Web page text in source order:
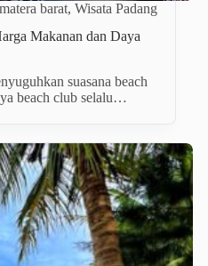
barat, Wisata Padang
Makanan dan Daya
suasana beach
beach club selalu…